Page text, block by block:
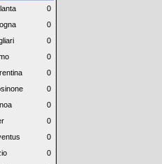
0
0
0
0
0
0
0
0
0
0